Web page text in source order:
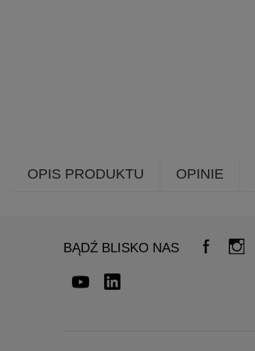
OPIS PRODUKTU OPINIE
BĄDŹ BLISKO NAS